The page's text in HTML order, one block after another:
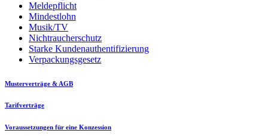
Meldepflicht
Mindestlohn
Musik/TV
Nichtraucherschutz
Starke Kundenauthentifizierung
Verpackungsgesetz
Musterverträge & AGB
Tarifverträge
Voraussetzungen für eine Konzession